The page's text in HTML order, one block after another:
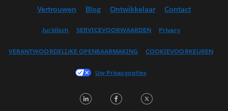
English (UK)
Français (Canada)
Français (France)
日本語
Vertrouwen Blog Ontwikkelaar Contact
Juridisch SERVICEVOORWAARDEN Privacy
VERANTWOORDELIJKE OPENBAARMAKING COOKIEVOORKEUREN
Uw Privacyopties
LinkedInFacebook